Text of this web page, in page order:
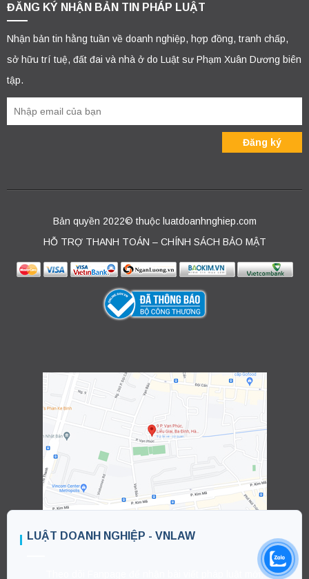
ĐĂNG KÝ NHẬN BẢN TIN PHÁP LUẬT
Nhận bản tin hằng tuần về doanh nghiệp, hợp đồng, tranh chấp,
sở hữu trí tuệ, đất đai và nhà ở do Luật sư Phạm Xuân Dương biên
tập.
Bản quyền 2022© thuộc luatdoanhnghiep.com
HỖ TRỢ THANH TOÁN – CHÍNH SÁCH BẢO MẬT
LUẬT DOANH NGHIỆP - VNLAW
Theo dõi Fanpage để nhận bài viết pháp luật mới.